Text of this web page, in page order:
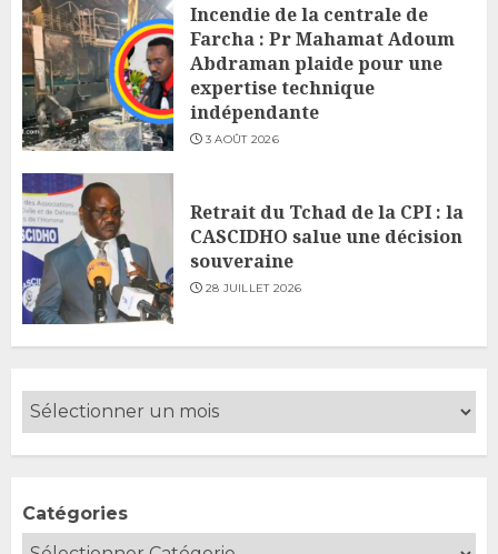
Incendie de la centrale de
Farcha : Pr Mahamat Adoum
Abdraman plaide pour une
expertise technique
indépendante
3 AOÛT 2026
Retrait du Tchad de la CPI : la
CASCIDHO salue une décision
souveraine
28 JUILLET 2026
Catégories